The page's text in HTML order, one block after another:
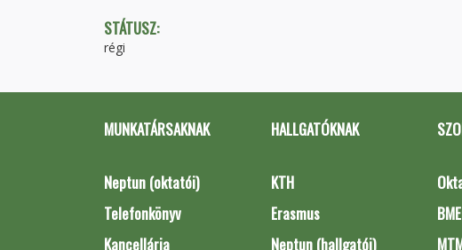
STÁTUSZ:
régi
MUNKATÁRSAKNAK
Neptun (oktatói)
Telefonkönyv
Kancellária
HALLGATÓKNAK
KTH
Erasmus
Neptun (hallgatói)